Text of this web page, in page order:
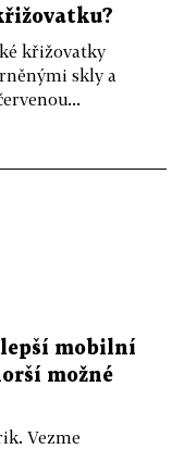
křižovatky
skly a
mobilní
možné
Vezme